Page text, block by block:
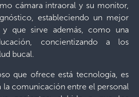
cámara intraoral y su monitor,
estableciendo un mejor
que sirve además, como una
concientizando a los
bucal.
que ofrece está tecnología, es
la comunicación entre el personal